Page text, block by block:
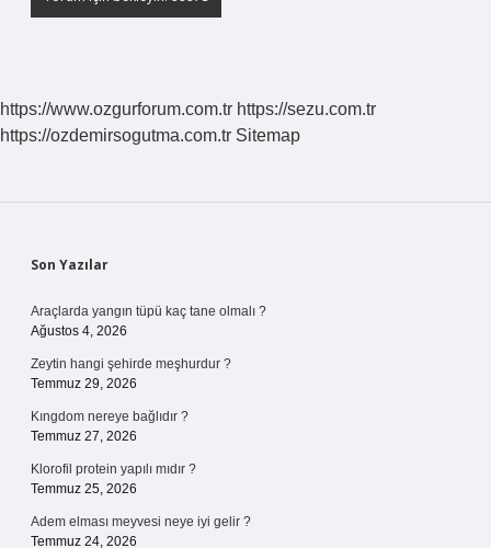
https://www.ozgurforum.com.tr https://sezu.com.tr
https://ozdemirsogutma.com.tr Sitemap
Sidebar
Son Yazılar
Araçlarda yangın tüpü kaç tane olmalı ?
Ağustos 4, 2026
Zeytin hangi şehirde meşhurdur ?
Temmuz 29, 2026
Kıngdom nereye bağlıdır ?
Temmuz 27, 2026
Klorofil protein yapılı mıdır ?
Temmuz 25, 2026
Adem elması meyvesi neye iyi gelir ?
Temmuz 24, 2026